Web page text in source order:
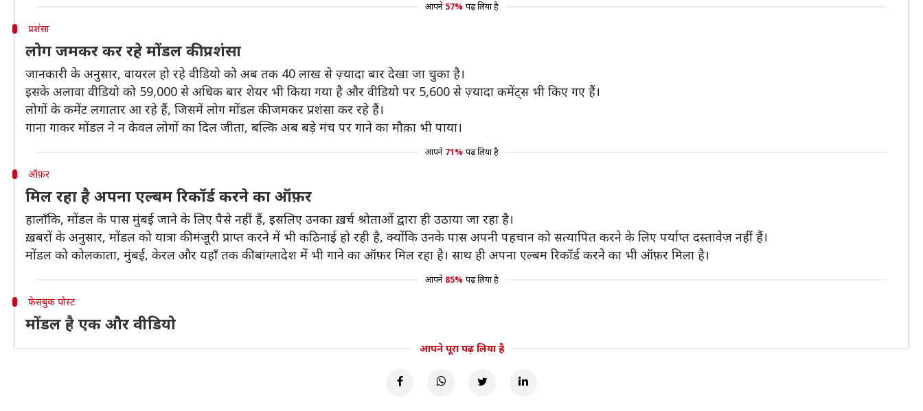
आपने 57% पढ़ लिया है
प्रशंसा
लोग जमकर कर रहे मोंडल की प्रशंसा
जानकारी के अनुसार, वायरल हो रहे वीडियो को अब तक 40 लाख से ज़्यादा बार देखा जा चुका है।
इसके अलावा वीडियो को 59,000 से अधिक बार शेयर भी किया गया है और वीडियो पर 5,600 से ज़्यादा कमेंट्स भी किए गए हैं।
लोगों के कमेंट लगातार आ रहे हैं, जिसमें लोग मोंडल की जमकर प्रशंसा कर रहे हैं।
गाना गाकर मोंडल ने न केवल लोगों का दिल जीता, बल्कि अब बड़े मंच पर गाने का मौक़ा भी पाया।
आपने 71% पढ़ लिया है
ऑफ़र
मिल रहा है अपना एल्बम रिकॉर्ड करने का ऑफ़र
हालाँकि, मोंडल के पास मुंबई जाने के लिए पैसे नहीं हैं, इसलिए उनका ख़र्च श्रोताओं द्वारा ही उठाया जा रहा है।
ख़बरों के अनुसार, मोंडल को यात्रा की मंज़ूरी प्राप्त करने में भी कठिनाई हो रही है, क्योंकि उनके पास अपनी पहचान को सत्यापित करने के लिए पर्याप्त दस्तावेज़ नहीं हैं।
मोंडल को कोलकाता, मुंबई, केरल और यहाँ तक की बांग्लादेश में भी गाने का ऑफ़र मिल रहा है। साथ ही अपना एल्बम रिकॉर्ड करने का भी ऑफ़र मिला है।
आपने 85% पढ़ लिया है
फेसबुक पोस्ट
मोंडल है एक और वीडियो
आपने पूरा पढ़ लिया है